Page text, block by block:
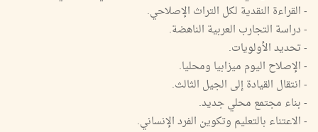
- القراءة النقدية لكل التراث الإصلاحي.
- دراسة التجارب العربية الناهضة.
- تحديد الأولويات.
- الإصلاح اليوم ميزابيا ومحليا.
- انتقال القيادة إلى الجيل الثالث.
- بناء مجتمع محلي جديد.
- الاعتناء بالتعليم وتكوين الفرد الإنساني.